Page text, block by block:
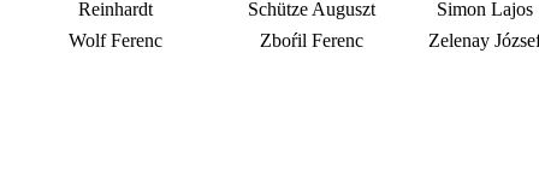
Reinhardt
Schütze Auguszt
Simon Lajos
Wolf Ferenc
Zboŕil Ferenc Zelenay